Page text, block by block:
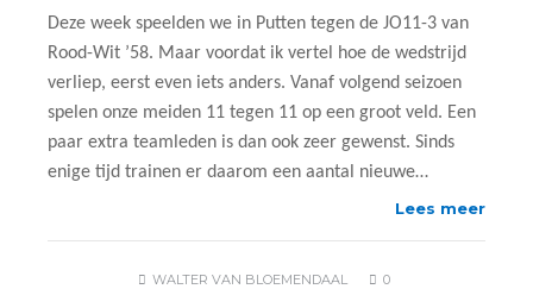
Deze week speelden we in Putten tegen de JO11-3 van
Rood-Wit ’58. Maar voordat ik vertel hoe de wedstrijd
verliep, eerst even iets anders. Vanaf volgend seizoen
spelen onze meiden 11 tegen 11 op een groot veld. Een
paar extra teamleden is dan ook zeer gewenst. Sinds
enige tijd trainen er daarom een aantal nieuwe…
Lees meer
WALTER VAN BLOEMENDAAL
0